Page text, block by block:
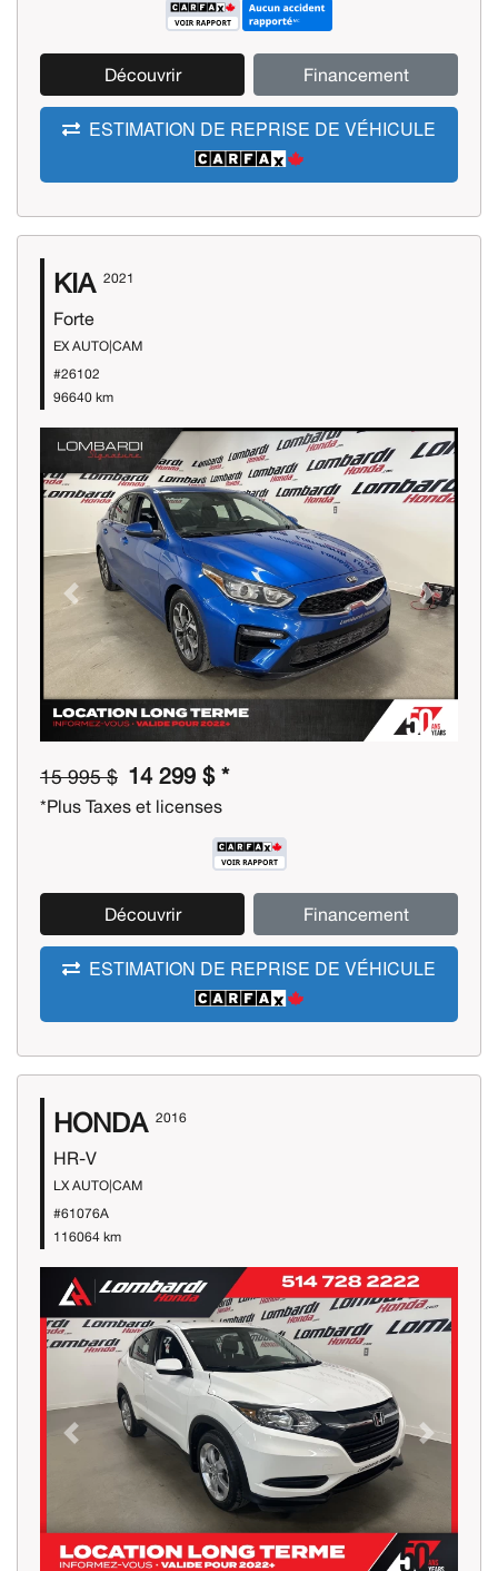
Découvrir Financement
ESTIMATION DE REPRISE DE VÉHICULE
KIA 2021
Forte
EX AUTO|CAM
#26102
96640 km
Previous Next
15 995 $ 14 299 $ *
*Plus Taxes et licenses
Découvrir Financement
ESTIMATION DE REPRISE DE VÉHICULE
HONDA 2016
HR-V
LX AUTO|CAM
#61076A
116064 km
Previous Next